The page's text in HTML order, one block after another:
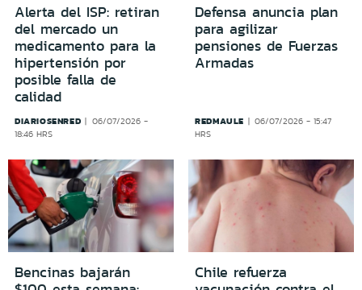
Alerta del ISP: retiran
del mercado un
medicamento para la
hipertensión por
posible falla de
calidad
DIARIOSENRED
06/07/2026 -
18:46 HRS
Defensa anuncia plan
para agilizar
pensiones de Fuerzas
Armadas
REDMAULE
06/07/2026 - 15:47
HRS
Bencinas bajarán
Chile refuerza